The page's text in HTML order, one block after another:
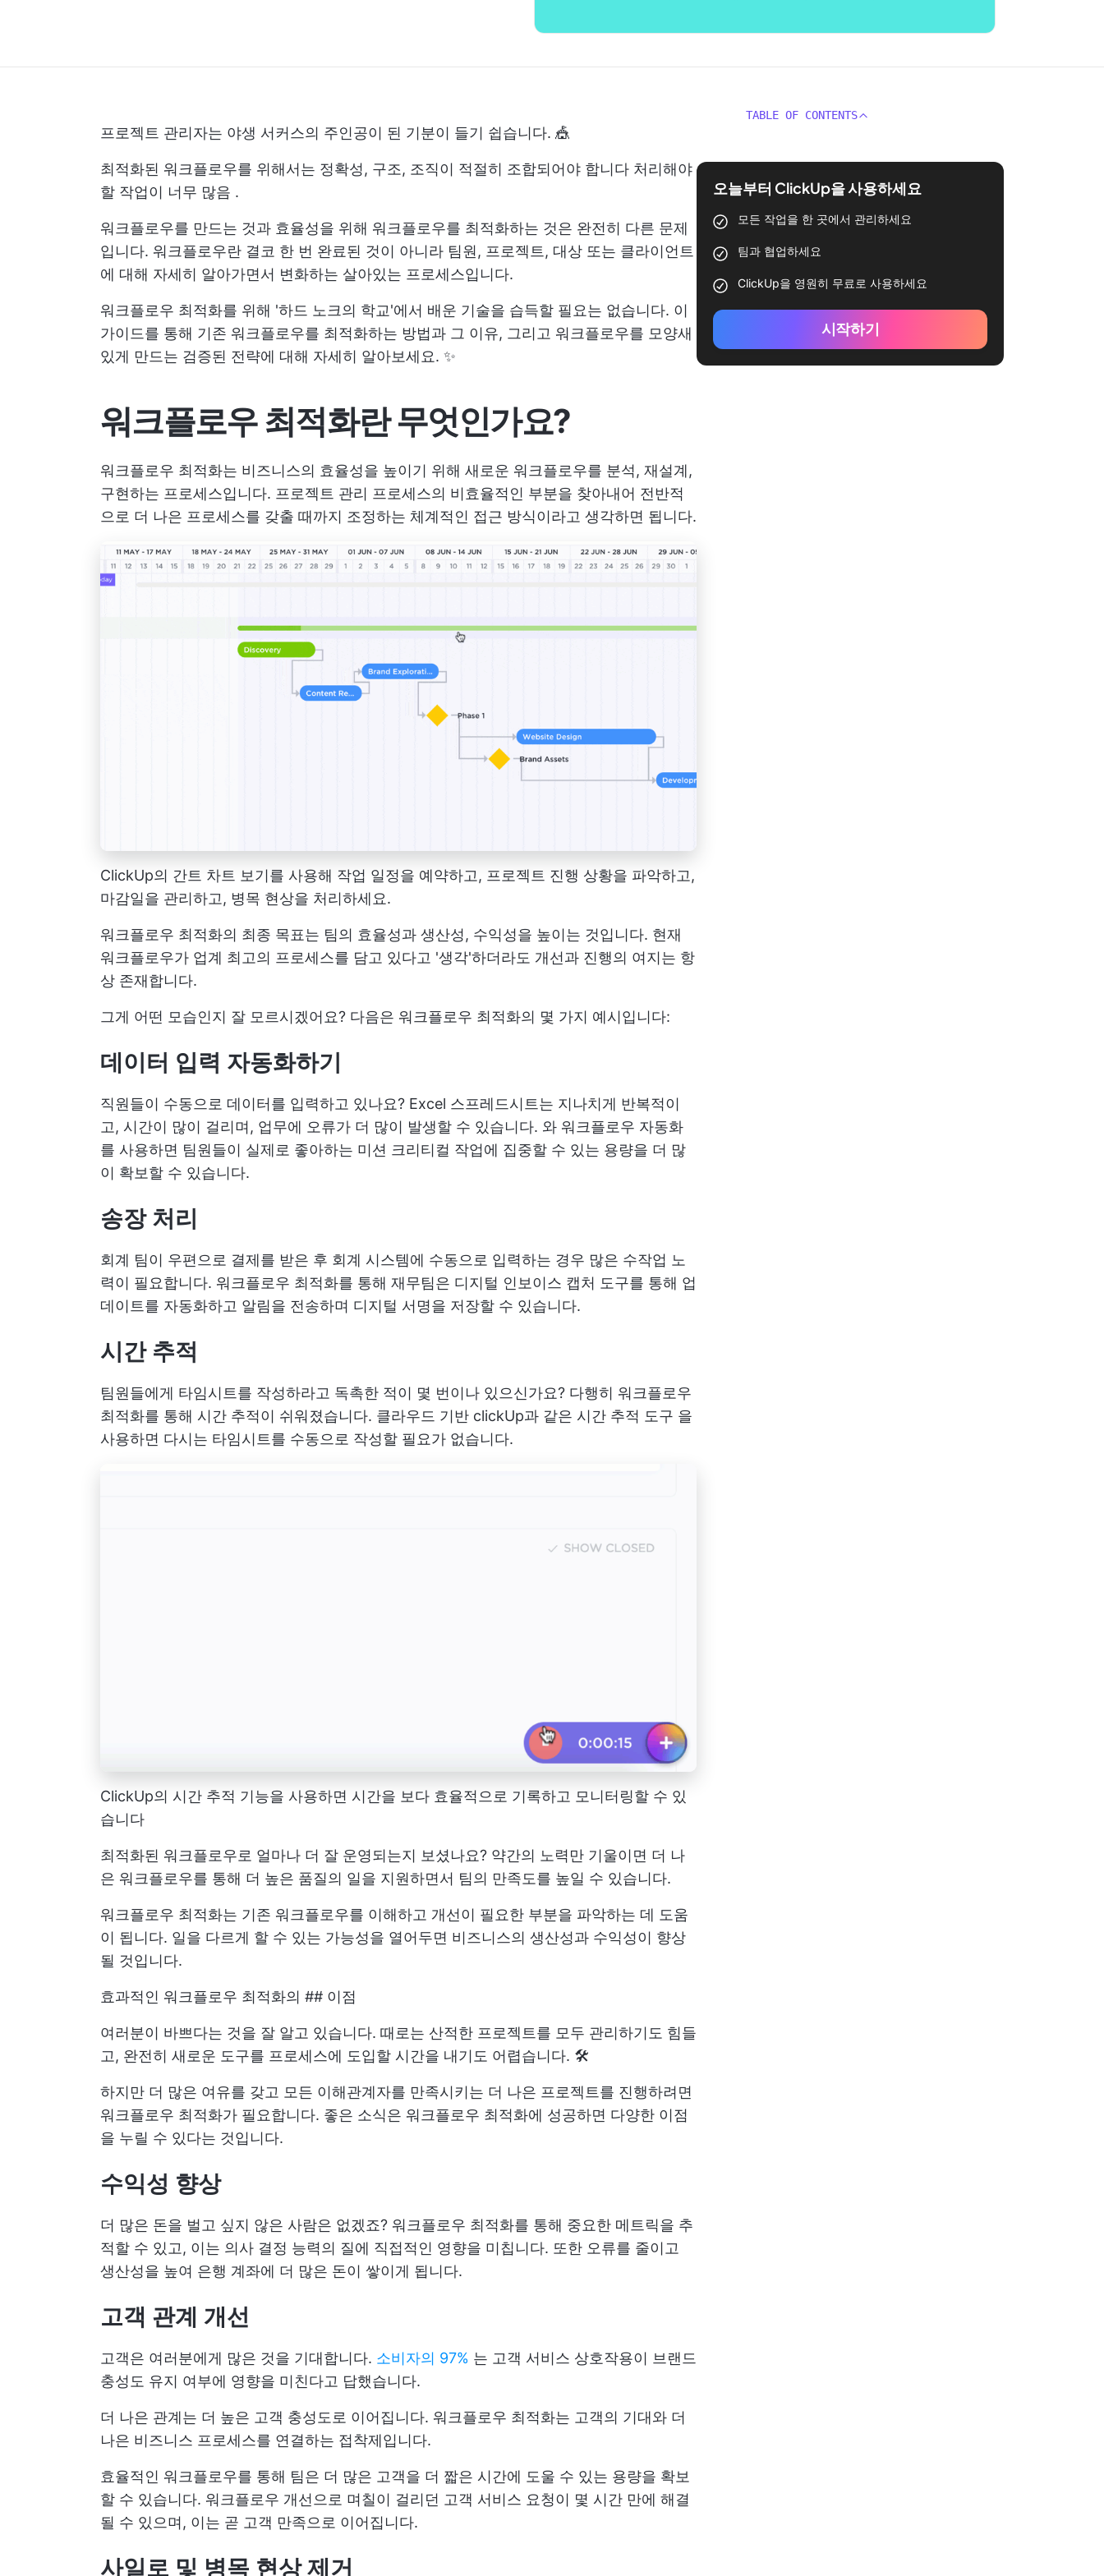
프로젝트 관리자는 야생 서커스의 주인공이 된 기분이 들기 쉽습니다. 🎪
최적화된 워크플로우를 위해서는 정확성, 구조, 조직이 적절히 조합되어야 합니다 처리해야
할 작업이 너무 많음 .
워크플로우를 만드는 것과 효율성을 위해 워크플로우를 최적화하는 것은 완전히 다른 문제
입니다. 워크플로우란 결코 한 번 완료된 것이 아니라 팀원, 프로젝트, 대상 또는 클라이언트
에 대해 자세히 알아가면서 변화하는 살아있는 프로세스입니다.
워크플로우 최적화를 위해 '하드 노크의 학교'에서 배운 기술을 습득할 필요는 없습니다. 이
가이드를 통해 기존 워크플로우를 최적화하는 방법과 그 이유, 그리고 워크플로우를 모양새
있게 만드는 검증된 전략에 대해 자세히 알아보세요. ✨
워크플로우 최적화란 무엇인가요?
워크플로우 최적화는 비즈니스의 효율성을 높이기 위해 새로운 워크플로우를 분석, 재설계,
구현하는 프로세스입니다. 프로젝트 관리 프로세스의 비효율적인 부분을 찾아내어 전반적
으로 더 나은 프로세스를 갖출 때까지 조정하는 체계적인 접근 방식이라고 생각하면 됩니다.
ClickUp의 간트 차트 보기를 사용해 작업 일정을 예약하고, 프로젝트 진행 상황을 파악하고,
마감일을 관리하고, 병목 현상을 처리하세요.
워크플로우 최적화의 최종 목표는 팀의 효율성과 생산성, 수익성을 높이는 것입니다. 현재
워크플로우가 업계 최고의 프로세스를 담고 있다고 '생각'하더라도 개선과 진행의 여지는 항
상 존재합니다.
그게 어떤 모습인지 잘 모르시겠어요? 다음은 워크플로우 최적화의 몇 가지 예시입니다:
데이터 입력 자동화하기
직원들이 수동으로 데이터를 입력하고 있나요? Excel 스프레드시트는 지나치게 반복적이
고, 시간이 많이 걸리며, 업무에 오류가 더 많이 발생할 수 있습니다. 와 워크플로우 자동화
를 사용하면 팀원들이 실제로 좋아하는 미션 크리티컬 작업에 집중할 수 있는 용량을 더 많
이 확보할 수 있습니다.
송장 처리
회계 팀이 우편으로 결제를 받은 후 회계 시스템에 수동으로 입력하는 경우 많은 수작업 노
력이 필요합니다. 워크플로우 최적화를 통해 재무팀은 디지털 인보이스 캡처 도구를 통해 업
데이트를 자동화하고 알림을 전송하며 디지털 서명을 저장할 수 있습니다.
시간 추적
팀원들에게 타임시트를 작성하라고 독촉한 적이 몇 번이나 있으신가요? 다행히 워크플로우
최적화를 통해 시간 추적이 쉬워졌습니다. 클라우드 기반 clickUp과 같은 시간 추적 도구 을
사용하면 다시는 타임시트를 수동으로 작성할 필요가 없습니다.
ClickUp의 시간 추적 기능을 사용하면 시간을 보다 효율적으로 기록하고 모니터링할 수 있
습니다
최적화된 워크플로우로 얼마나 더 잘 운영되는지 보셨나요? 약간의 노력만 기울이면 더 나
은 워크플로우를 통해 더 높은 품질의 일을 지원하면서 팀의 만족도를 높일 수 있습니다.
워크플로우 최적화는 기존 워크플로우를 이해하고 개선이 필요한 부분을 파악하는 데 도움
이 됩니다. 일을 다르게 할 수 있는 가능성을 열어두면 비즈니스의 생산성과 수익성이 향상
될 것입니다.
효과적인 워크플로우 최적화의 ## 이점
여러분이 바쁘다는 것을 잘 알고 있습니다. 때로는 산적한 프로젝트를 모두 관리하기도 힘들
고, 완전히 새로운 도구를 프로세스에 도입할 시간을 내기도 어렵습니다. 🛠️
하지만 더 많은 여유를 갖고 모든 이해관계자를 만족시키는 더 나은 프로젝트를 진행하려면
워크플로우 최적화가 필요합니다. 좋은 소식은 워크플로우 최적화에 성공하면 다양한 이점
을 누릴 수 있다는 것입니다.
수익성 향상
더 많은 돈을 벌고 싶지 않은 사람은 없겠죠? 워크플로우 최적화를 통해 중요한 메트릭을 추
적할 수 있고, 이는 의사 결정 능력의 질에 직접적인 영향을 미칩니다. 또한 오류를 줄이고
생산성을 높여 은행 계좌에 더 많은 돈이 쌓이게 됩니다.
고객 관계 개선
고객은 여러분에게 많은 것을 기대합니다. 소비자의 97% 는 고객 서비스 상호작용이 브랜드
충성도 유지 여부에 영향을 미친다고 답했습니다.
더 나은 관계는 더 높은 고객 충성도로 이어집니다. 워크플로우 최적화는 고객의 기대와 더
나은 비즈니스 프로세스를 연결하는 접착제입니다.
효율적인 워크플로우를 통해 팀은 더 많은 고객을 더 짧은 시간에 도울 수 있는 용량을 확보
할 수 있습니다. 워크플로우 개선으로 며칠이 걸리던 고객 서비스 요청이 몇 시간 만에 해결
될 수 있으며, 이는 곧 고객 만족으로 이어집니다.
사일로 및 병목 현상 제거
TABLE OF CONTENTS
오늘부터 ClickUp을 사용하세요
모든 작업을 한 곳에서 관리하세요
팀과 협업하세요
ClickUp을 영원히 무료로 사용하세요
시작하기